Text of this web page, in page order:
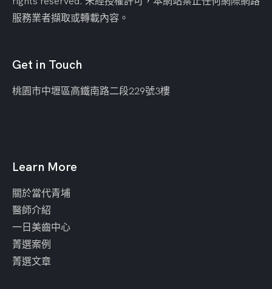
服務業者擷取或轉載內容。
Get in Touch
桃園市中壢區高鐵南路二段229號3樓
Learn More
關於當代青埔
醫師介紹
一日美齒中心
菁選案例
菁選文章